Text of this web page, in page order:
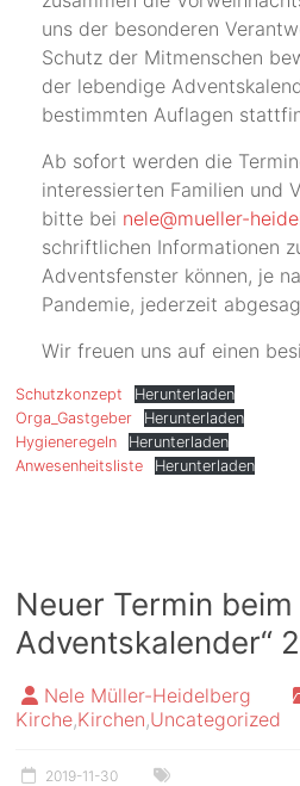
uns der besonderen
Schutz der Mitmenschen
der lebendige
bestimmten Auflagen
Ab sofort werden die
interessierten Familien und
bitte bei nele@mueller-
schriftlichen Informationen
Adventsfenster können, je
Pandemie, jederzeit
Wir freuen uns auf einen
Schutzkonzept
Herunterladen
Orga_Gastgeber
Herunterladen
Hygieneregeln
Herunterladen
Anwesenheitsliste
Herunterladen
Neuer Termin
Adventskalender“
Nele Müller-Heidelberg
Kirche,Kirchen,Uncategorized
2019-11-30